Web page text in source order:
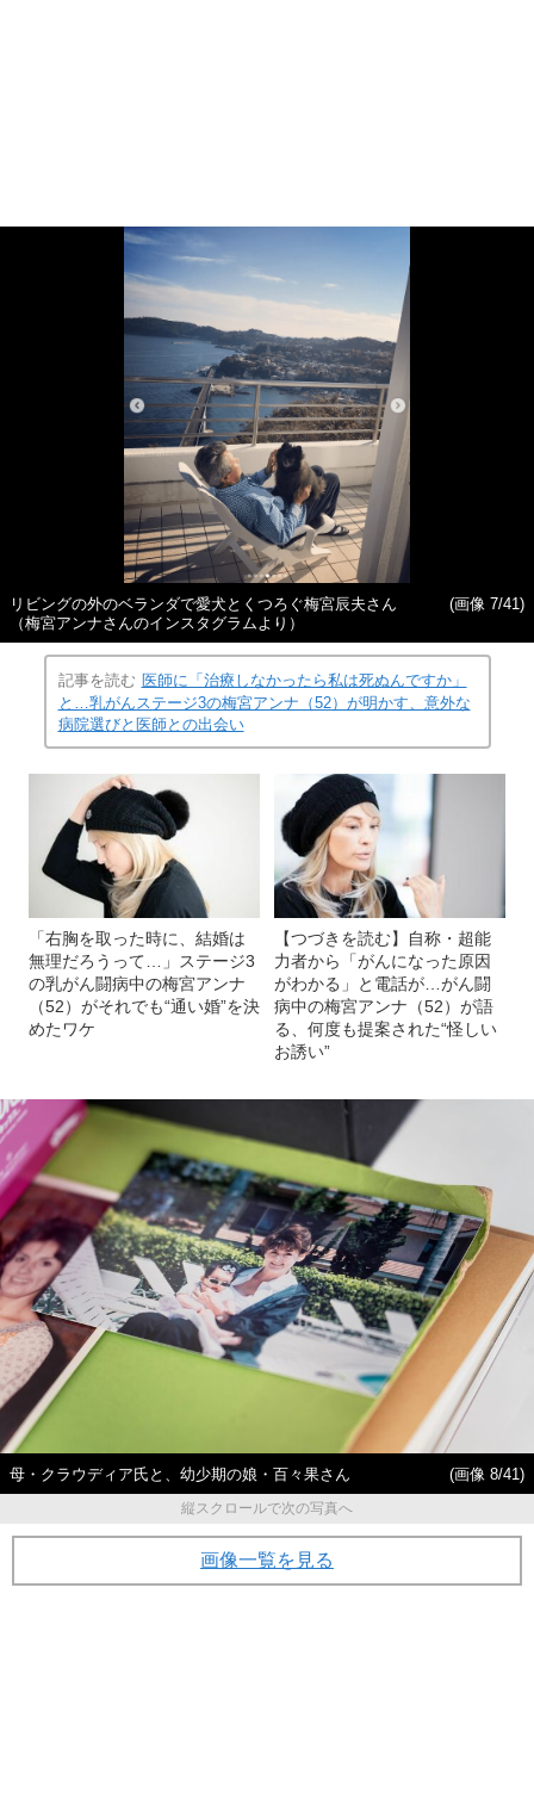
リビングの外のベランダで愛犬とくつろぐ梅宮辰夫さん
（梅宮アンナさんのインスタグラムより）
(画像 7/41)
記事を読む 医師に「治療しなかったら私は死ぬんですか」
と…乳がんステージ3の梅宮アンナ（52）が明かす、意外な
病院選びと医師との出会い
「右胸を取った時に、結婚は
無理だろうって…」ステージ3
の乳がん闘病中の梅宮アンナ
（52）がそれでも“通い婚”を決
めたワケ
【つづきを読む】自称・超能
力者から「がんになった原因
がわかる」と電話が…がん闘
病中の梅宮アンナ（52）が語
る、何度も提案された“怪しい
お誘い”
母・クラウディア氏と、幼少期の娘・百々果さん
(画像 8/41)
縦スクロールで次の写真へ
画像一覧を見る